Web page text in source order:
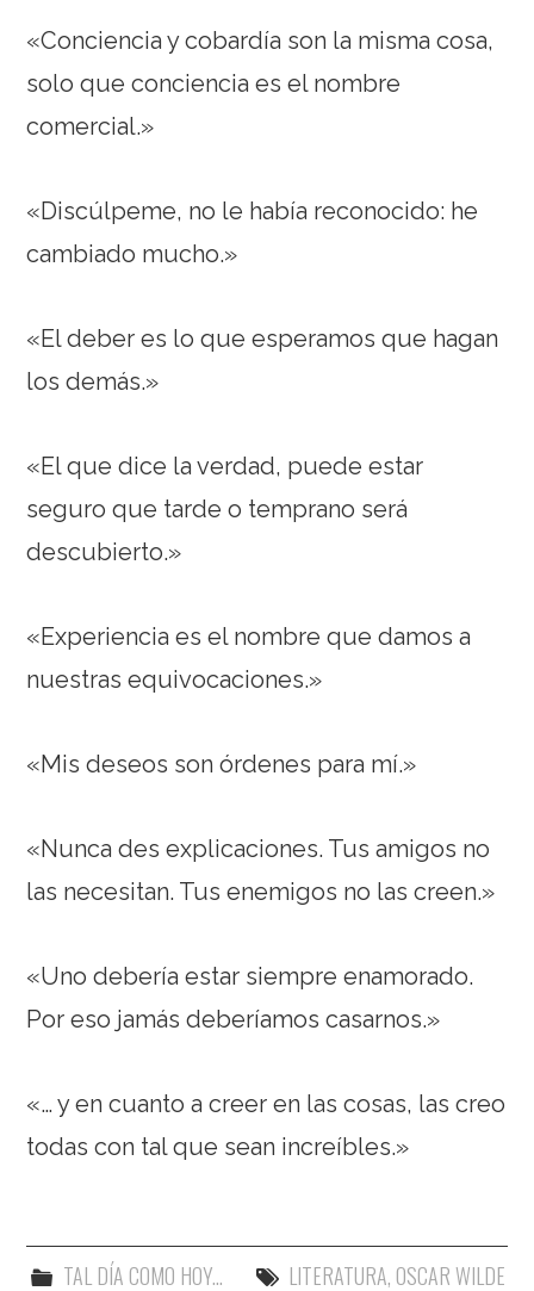
«Conciencia y cobardía son la misma cosa,
solo que conciencia es el nombre
comercial.»
«Discúlpeme, no le había reconocido: he
cambiado mucho.»
«El deber es lo que esperamos que hagan
los demás.»
«El que dice la verdad, puede estar
seguro que tarde o temprano será
descubierto.»
«Experiencia es el nombre que damos a
nuestras equivocaciones.»
«Mis deseos son órdenes para mí.»
«Nunca des explicaciones. Tus amigos no
las necesitan. Tus enemigos no las creen.»
«Uno debería estar siempre enamorado.
Por eso jamás deberíamos casarnos.»
«… y en cuanto a creer en las cosas, las creo
todas con tal que sean increíbles.»
TAL DÍA COMO HOY... LITERATURA, OSCAR WILDE